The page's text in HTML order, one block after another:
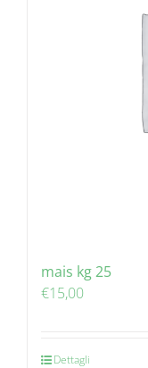
mais kg 25
€15,00
Dettagli